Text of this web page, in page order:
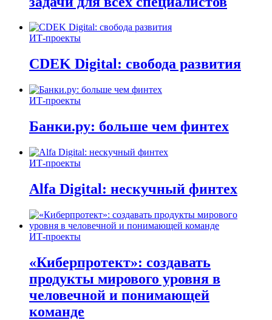
ИТ-проекты
CDEK Digital: свобода развития
ИТ-проекты
Банки.ру: больше чем финтех
ИТ-проекты
Alfa Digital: нескучный финтех
ИТ-проекты
«Киберпротект»: создавать
продукты мирового уровня в
человечной и понимающей
команде